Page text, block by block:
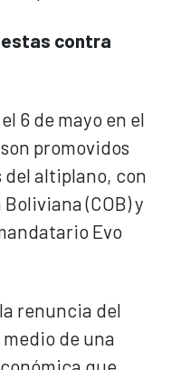
contra
6 de mayo en el
promovidos
del altiplano, con
(COB) y
Evo
renuncia del
de una